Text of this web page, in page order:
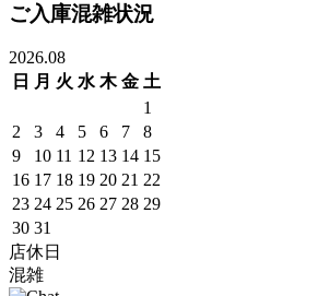
ご入庫混雑状況
2026.08
日
月 火 水 木 金 土
1
2
3 4 5 6 7
8
9
10 11 12 13 14 15
16 17 18 19 20 21 22
23 24 25 26 27 28 29
30 31
店休日
混雑